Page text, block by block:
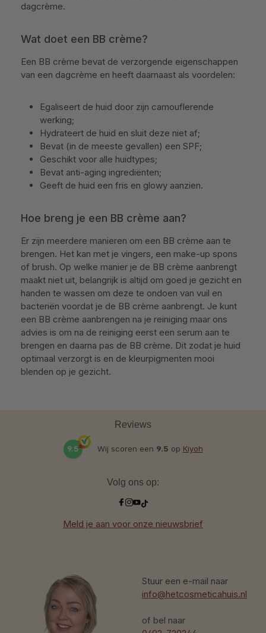
dagcrème.
Wat doet een BB crème?
Een BB crème bevat de verzorgende eigenschappen
van een dagcrème en heeft daarnaast als voordelen:
Egaliseert de huid door zijn camouflerende
werking;
Hydrateert de huid en sluit deze niet af;
Bevat (in de meeste gevallen) een SPF;
Geschikt voor alle huidtypes;
Bevat anti-aging ingrediënten;
Geeft de huid een fris en glowy aanzien.
Hoe breng je een BB crème aan?
Er zijn meerdere manieren om een BB crème aan te
brengen. Het kan met je vingers, een make-up spons
of brush. Op welke manier je de BB crème aanbrengt
maakt niet uit, belangrijk is altijd om goed je gezicht en
handen te wassen om deze te ondoen van vuil en
bacteriën voordat je de BB crème aanbrengt. Je kunt
een BB crème aanbrengen na je reiniging maar ons
advies is om na de reiniging eerst een serum aan te
brengen en daarna pas de BB crème. Dit zodat je huid
optimaal verzorgt is en de kleurpigmenten mooi
blenden op je gezicht.
Stuur een e-mail naar
info@hetcosmeticahuis.nl
of bel naar
Reviews
9.5 Wij scoren een 9.5 op Kiyoh
Volg ons op:
Meld je aan voor onze nieuwsbrief